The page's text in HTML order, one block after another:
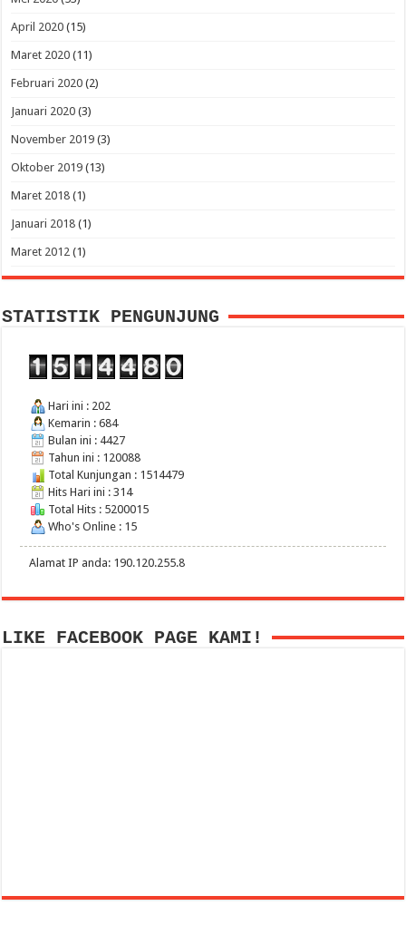
April 2020 (15)
Maret 2020 (11)
Februari 2020 (2)
Januari 2020 (3)
November 2019 (3)
Oktober 2019 (13)
Maret 2018 (1)
Januari 2018 (1)
Maret 2012 (1)
STATISTIK PENGUNJUNG
Hari ini : 202
Kemarin : 684
Bulan ini : 4427
Tahun ini : 120088
Total Kunjungan : 1514479
Hits Hari ini : 314
Total Hits : 5200015
Who's Online : 15
Alamat IP anda: 190.120.255.8
LIKE FACEBOOK PAGE KAMI!